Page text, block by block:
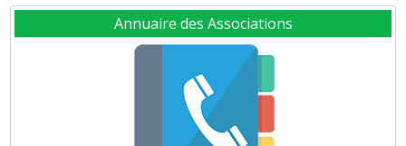
Annuaire des Associations